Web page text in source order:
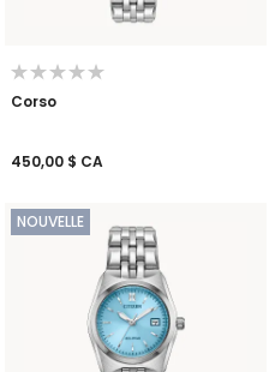
Corso
450,00 $ CA
NOUVELLE